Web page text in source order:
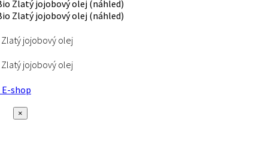
Zlatý jojobový olej
Zlatý jojobový olej
shop
×